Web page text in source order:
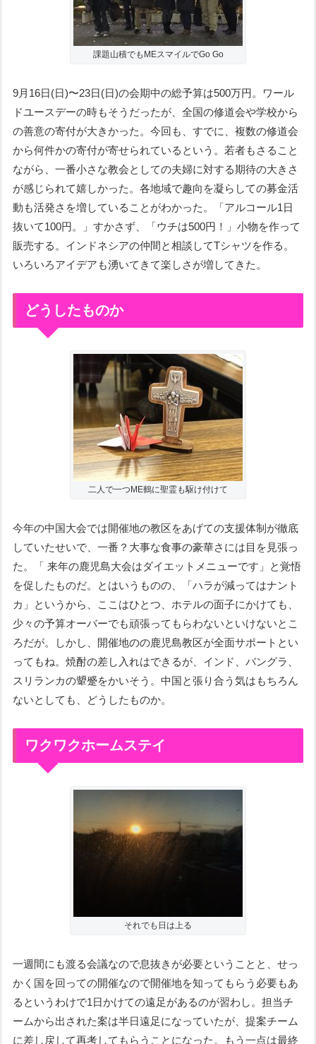
課題山積でもMEスマイルでGo Go
9月16日(日)〜23日(日)の会期中の総予算は500万円。ワール
ドユースデーの時もそうだったが、全国の修道会や学校から
の善意の寄付が大きかった。今回も、すでに、複数の修道会
から何件かの寄付が寄せられているという。若者もさること
ながら、一番小さな教会としての夫婦に対する期待の大きさ
が感じられて嬉しかった。各地域で趣向を凝らしての募金活
動も活発さを増していることがわかった。「アルコール1日
抜いて100円。」すかさず、「ウチは500円！」小物を作って
販売する。インドネシアの仲間と相談してTシャツを作る。
いろいろアイデアも湧いてきて楽しさが増してきた。
どうしたものか
二人で一つME鶴に聖霊も駆け付けて
今年の中国大会では開催地の教区をあげての支援体制が徹底
していたせいで、一番？大事な食事の豪華さには目を見張っ
た。「 来年の鹿児島大会はダイエットメニューです」と覚悟
を促したものだ。とはいうものの、「ハラが減ってはナント
カ」というから、ここはひとつ、ホテルの面子にかけても、
少々の予算オーバーでも頑張ってもらわないといけないとこ
ろだが。しかし、開催地のの鹿児島教区が全面サポートとい
ってもね。焼酎の差し入れはできるが、インド、バングラ、
スリランカの顰蹙をかいそう。中国と張り合う気はもちろん
ないとしても、どうしたものか。
ワクワクホームステイ
それでも日は上る
一週間にも渡る会議なので息抜きが必要ということと、せっ
かく国を回っての開催なので開催地を知ってもらう必要もあ
るというわけで1日かけての遠足があるのが習わし。担当チ
ームから出された案は半日遠足になっていたが、提案チーム
に差し戻して再考してもらうことになった。もう一点は最終